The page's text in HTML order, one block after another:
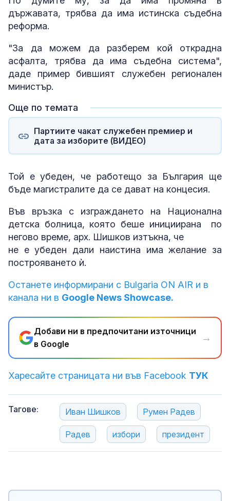
държавата, трябва да има истинска съдебна
реформа.
"За да можем да разберем кой открадна
асфалта, трябва да има съдебна система",
даде пример бившият служебен регионален
министър.
Още по темата
Партиите чакат служебен премиер и
дата за изборите (ВИДЕО)
Той е убеден, че работещо за България ще
бъде магистралите да се дават на концесия.
Във връзка с изграждането на Национална
детска болница, която беше инициирана по
негово време, арх. Шишков изтъкна, че
не е убеден дали наистина има желание за
построяването ѝ.
Останете информирани с Bulgaria ON AIR и в
канала ни в Google News Showcase.
Добави ни в предпочитани източници
в Google
→
Харесайте страницата ни във Facebook ТУК
Тагове: Иван Шишков Румен Радев
Радев избори президент